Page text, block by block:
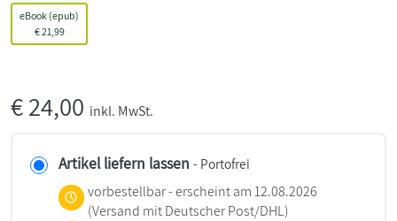
eBook (epub)
€21,99
€24,00 inkl. MwSt.
Artikel liefern lassen - Portofrei
vorbestellbar - erscheint am 12.08.2026
(Versand mit Deutscher Post/DHL)